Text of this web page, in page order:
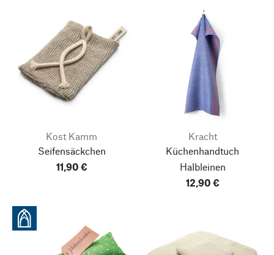
Kost Kamm
Seifensäckchen
11,90 €
Kracht
Küchenhandtuch
Halbleinen
12,90 €